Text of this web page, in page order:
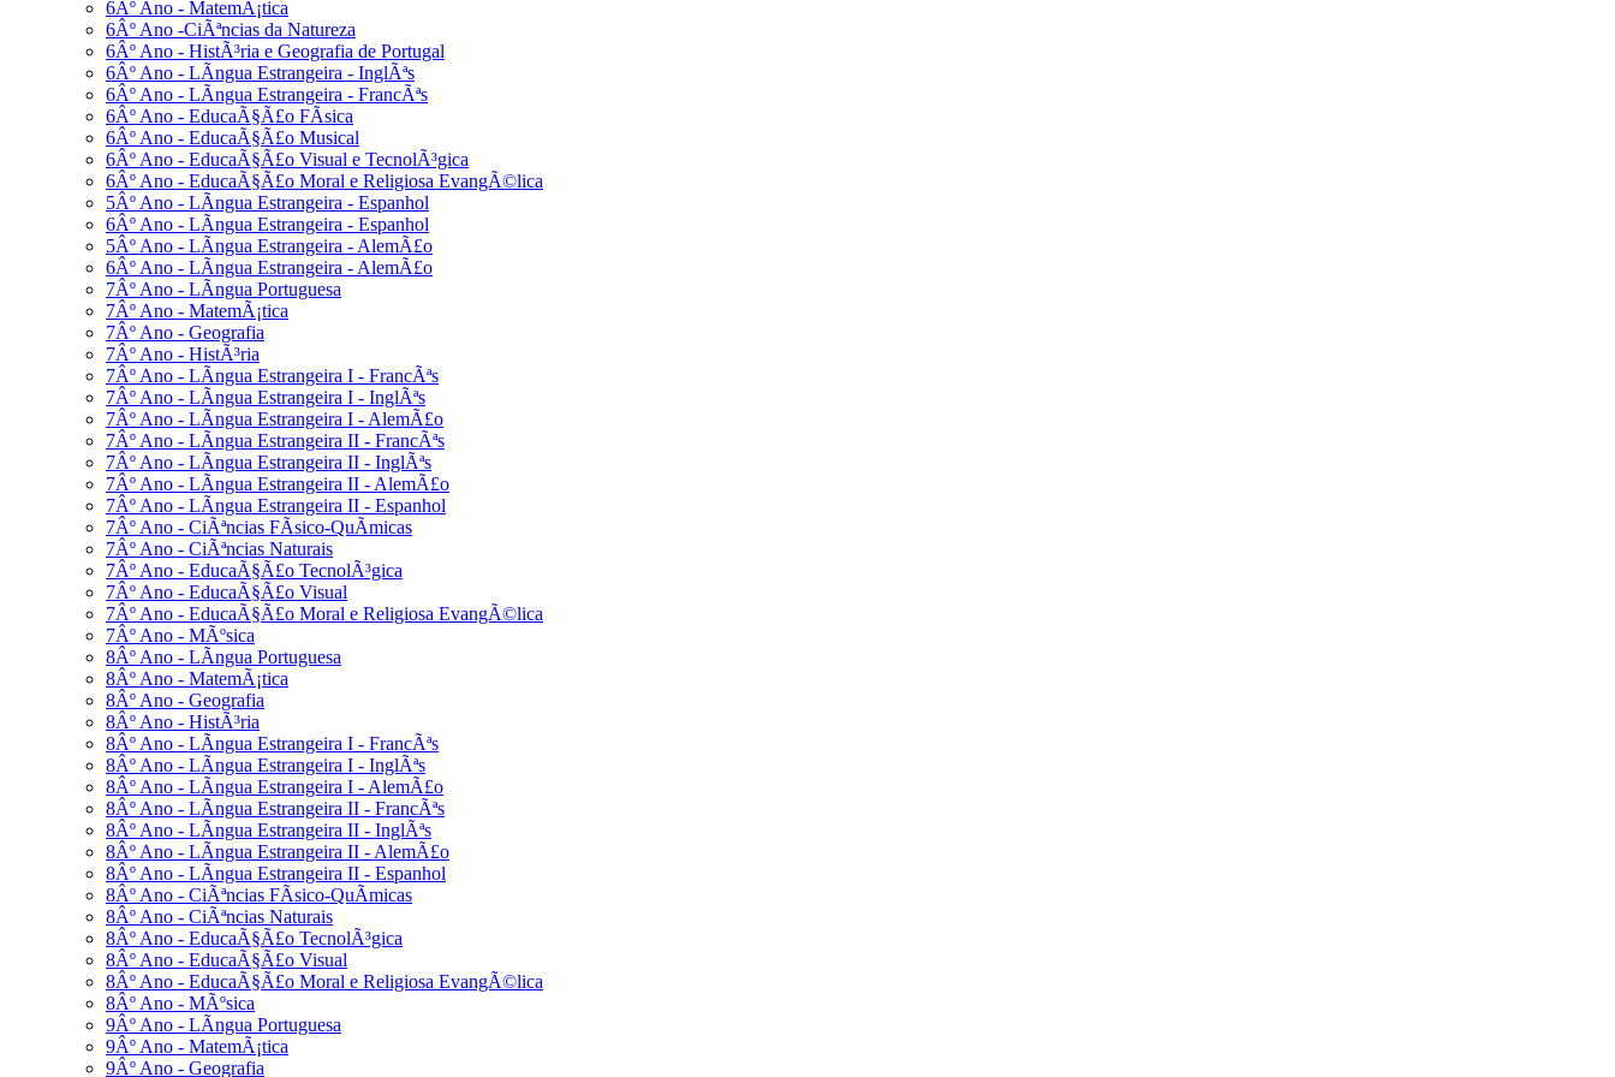
6Âº Ano - MatemÃ¡tica
6Âº Ano -CiÃªncias da Natureza
6Âº Ano - HistÃ³ria e Geografia de Portugal
6Âº Ano - LÃ­ngua Estrangeira - InglÃªs
6Âº Ano - LÃ­ngua Estrangeira - FrancÃªs
6Âº Ano - EducaÃ§Ã£o FÃ­sica
6Âº Ano - EducaÃ§Ã£o Musical
6Âº Ano - EducaÃ§Ã£o Visual e TecnolÃ³gica
6Âº Ano - EducaÃ§Ã£o Moral e Religiosa EvangÃ©lica
5Âº Ano - LÃ­ngua Estrangeira - Espanhol
6Âº Ano - LÃ­ngua Estrangeira - Espanhol
5Âº Ano - LÃ­ngua Estrangeira - AlemÃ£o
6Âº Ano - LÃ­ngua Estrangeira - AlemÃ£o
7Âº Ano - LÃ­ngua Portuguesa
7Âº Ano - MatemÃ¡tica
7Âº Ano - Geografia
7Âº Ano - HistÃ³ria
7Âº Ano - LÃ­ngua Estrangeira I - FrancÃªs
7Âº Ano - LÃ­ngua Estrangeira I - InglÃªs
7Âº Ano - LÃ­ngua Estrangeira I - AlemÃ£o
7Âº Ano - LÃ­ngua Estrangeira II - FrancÃªs
7Âº Ano - LÃ­ngua Estrangeira II - InglÃªs
7Âº Ano - LÃ­ngua Estrangeira II - AlemÃ£o
7Âº Ano - LÃ­ngua Estrangeira II - Espanhol
7Âº Ano - CiÃªncias FÃ­sico-QuÃ­micas
7Âº Ano - CiÃªncias Naturais
7Âº Ano - EducaÃ§Ã£o TecnolÃ³gica
7Âº Ano - EducaÃ§Ã£o Visual
7Âº Ano - EducaÃ§Ã£o Moral e Religiosa EvangÃ©lica
7Âº Ano - MÃºsica
8Âº Ano - LÃ­ngua Portuguesa
8Âº Ano - MatemÃ¡tica
8Âº Ano - Geografia
8Âº Ano - HistÃ³ria
8Âº Ano - LÃ­ngua Estrangeira I - FrancÃªs
8Âº Ano - LÃ­ngua Estrangeira I - InglÃªs
8Âº Ano - LÃ­ngua Estrangeira I - AlemÃ£o
8Âº Ano - LÃ­ngua Estrangeira II - FrancÃªs
8Âº Ano - LÃ­ngua Estrangeira II - InglÃªs
8Âº Ano - LÃ­ngua Estrangeira II - AlemÃ£o
8Âº Ano - LÃ­ngua Estrangeira II - Espanhol
8Âº Ano - CiÃªncias FÃ­sico-QuÃ­micas
8Âº Ano - CiÃªncias Naturais
8Âº Ano - EducaÃ§Ã£o TecnolÃ³gica
8Âº Ano - EducaÃ§Ã£o Visual
8Âº Ano - EducaÃ§Ã£o Moral e Religiosa EvangÃ©lica
8Âº Ano - MÃºsica
9Âº Ano - LÃ­ngua Portuguesa
9Âº Ano - MatemÃ¡tica
9Âº Ano - Geografia